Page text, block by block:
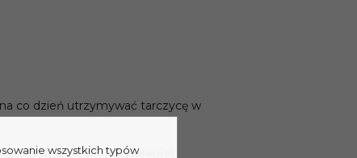
co dzień utrzymywać tarczycę w
ci twój plan działania!
wszystkich typów